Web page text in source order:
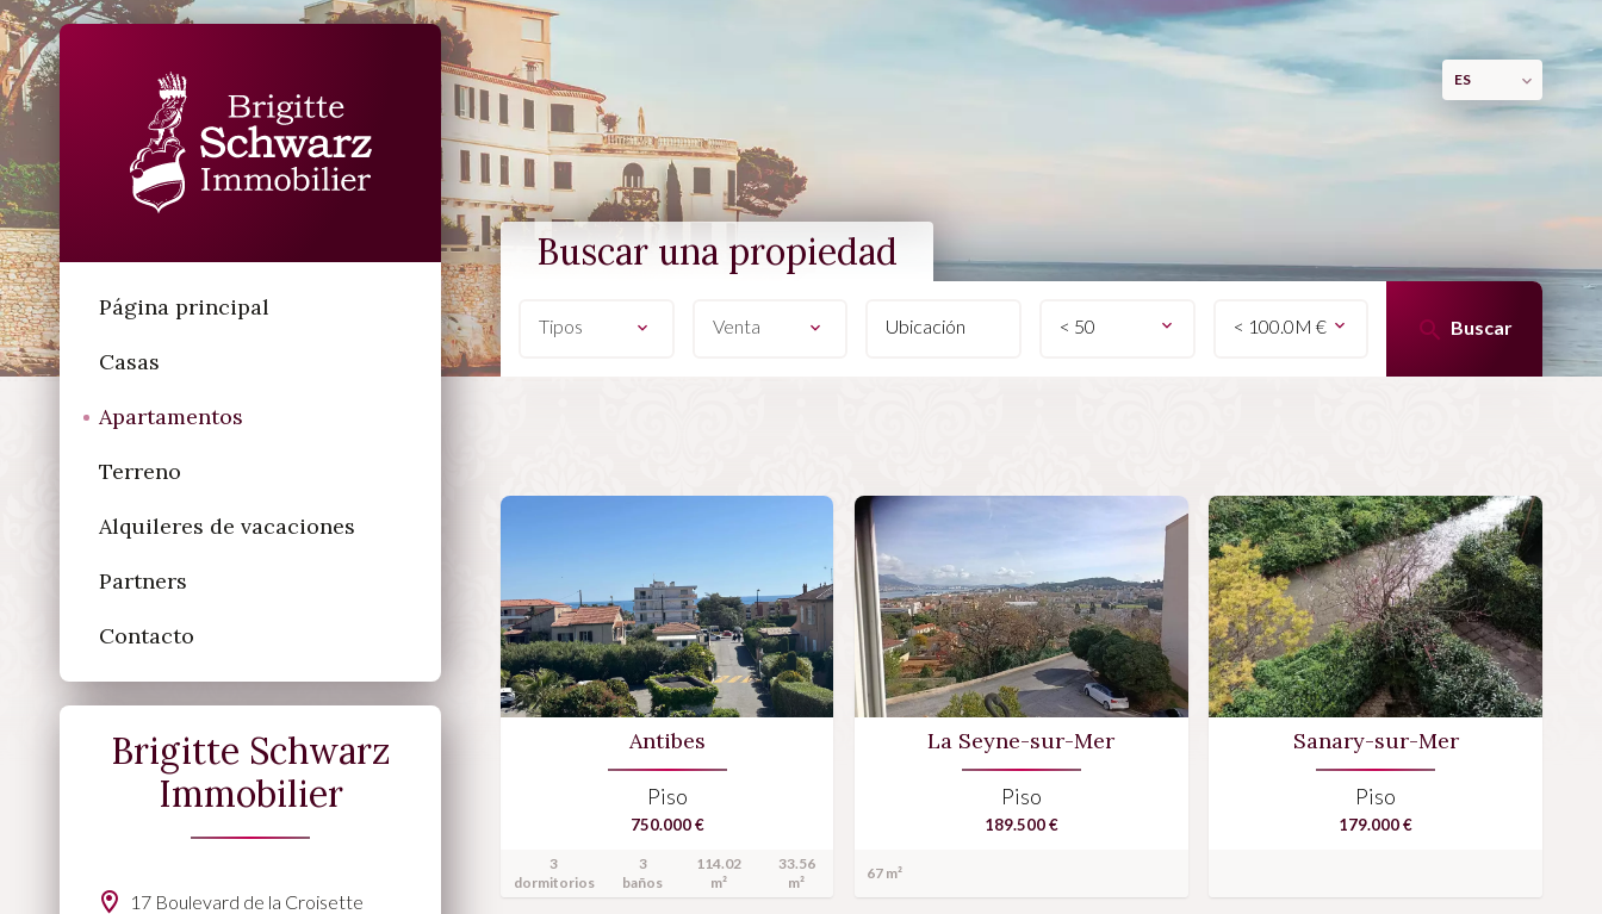
Página principal
Casas
Apartamentos
Terreno
Alquileres de vacaciones
Partners
Contacto
Brigitte Schwarz
Immobilier
17 Boulevard de la Croisette
ES
Buscar una propiedad
Tipos Venta Ubicación < 50 < 100.0M € Buscar
Antibes
Piso
750.000 €
3
dormitorios
3
baños
114.02
m²
33.56
m²
La Seyne-sur-Mer
Piso
189.500 €
67 m²
Sanary-sur-Mer
Piso
179.000 €